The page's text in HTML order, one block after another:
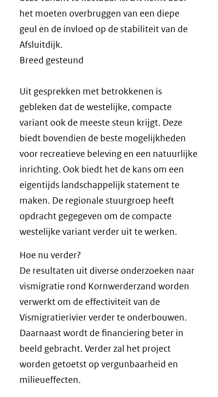
het moeten overbruggen van een diepe
geul en de invloed op de stabiliteit van de
Afsluitdijk.
Breed gesteund
Uit gesprekken met betrokkenen is
gebleken dat de westelijke, compacte
variant ook de meeste steun krijgt. Deze
biedt bovendien de beste mogelijkheden
voor recreatieve beleving en een natuurlijke
inrichting. Ook biedt het de kans om een
eigentijds landschappelijk statement te
maken. De regionale stuurgroep heeft
opdracht gegegeven om de compacte
westelijke variant verder uit te werken.
Hoe nu verder?
De resultaten uit diverse onderzoeken naar
vismigratie rond Kornwerderzand worden
verwerkt om de effectiviteit van de
Vismigratierivier verder te onderbouwen.
Daarnaast wordt de financiering beter in
beeld gebracht. Verder zal het project
worden getoetst op vergunbaarheid en
milieueffecten.